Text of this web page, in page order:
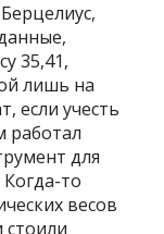
35,41,
лишь на
если учесть
работал
для
то
весов
стоили